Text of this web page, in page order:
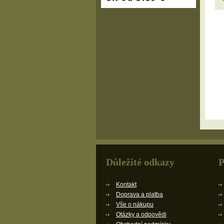
Důležité odkazy
Kontakt
Doprava a platba
Vše o nákupu
Otázky a odpovědi